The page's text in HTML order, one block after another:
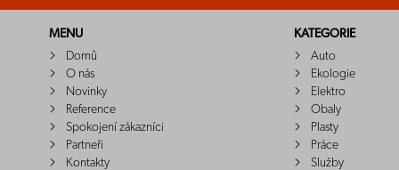
MENU
Domů
O nás
Novinky
Reference
Spokojení zákazníci
Partneři
Kontakty
KATEGORIE
Auto
Ekologie
Elektro
Obaly
Plasty
Práce
Služby